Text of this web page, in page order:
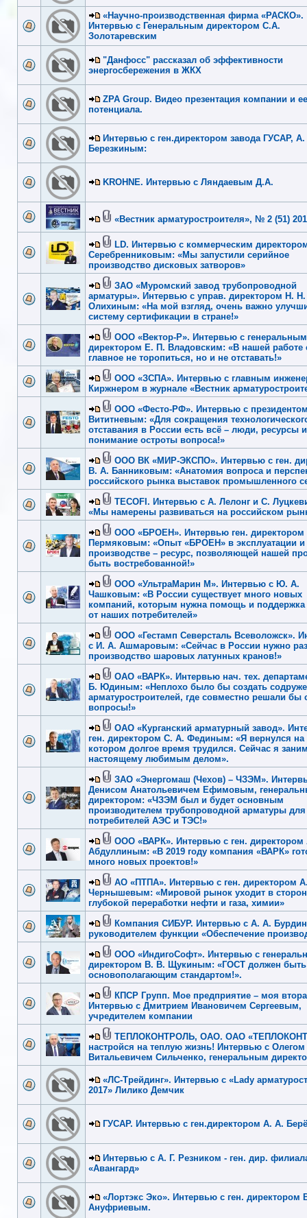
«Научно-производственная фирма «РАСКО».
Интервью с Генеральным директором С.А.
Золотаревским
"Данфосс" рассказал об эффективности
энергосбережения в ЖКХ
ZPA Group. Видео презентация компании и ее
потенциала.
Интервью с ген.директором завода ГУСАР,
Березкиным:
KROHNE. Интервью с Ляндаевым Д.А.
«Вестник арматуростроителя», № 2 (51)
LD. Интервью с коммерческим
Серебренниковым: «Мы запустили серийное
производство дисковых затворов»
ЗАО «Муромский завод трубопроводной
арматуры». Интервью с управ. директором Н. Н.
Олихиным: «На мой взгляд, очень важно
систему сертификации в стране!»
ООО «Вектор-Р». Интервью с генеральным
директором Е. П. Владовским: «В нашей работе
главное не торопиться, но и не отставать!»
ООО «ЗСПА». Интервью с главным
Киржнером в журнале «Вестник
ООО «Фесто-РФ». Интервью с
Вититневым: «Для сокращения
отставания в России есть всё – люди, ресурсы и
понимание остроты вопроса!»
ООО ВК «МИР-ЭКСПО». Интервью с ген.
В. А. Банниковым: «Анатомия вопроса и
российского рынка выставок промышленного
TECOFI. Интервью с А. Лелонг и С.
«Мы намерены развиваться на российском
ООО «БРОЕН». Интервью ген. директором
Пермяковым: «Опыт «БРОЕН» в эксплуатации и
производстве – ресурс, позволяющей нашей
быть востребованной!»
ООО «УльтраМарин М». Интервью с Ю. А.
Чашковым: «В России существует много новых
компаний, которым нужна помощь и
от наших потребителей»
ООО «Гестамп Северсталь Всеволожск».
с И. А. Ашмаровым: «Сейчас в России нужно
производство шаровых латунных кранов!»
ОАО «ВАРК». Интервью нач. тех.
Б. Юдиным: «Неплохо было бы создать
арматуростроителей, где совместно решали бы
вопросы!»
ОАО «Курганский арматурный завод».
ген. директором С. А. Фединым: «Я вернулся на
котором долгое время трудился. Сейчас я
настоящему любимым делом».
ЗАО «Энергомаш (Чехов) – ЧЗЭМ».
Денисом Анатольевичем Ефимовым,
директором: «ЧЗЭМ был и будет основным
производителем трубопроводной арматуры для
потребителей АЭС и ТЭС!»
ООО «ВАРК». Интервью с ген. директором
Абдуллиным: «В 2019 году компания «ВАРК»
много новых проектов!»
АО «ПТПА». Интервью с ген. директором
Чернышевым: «Мировой рынок уходит в
глубокой переработки нефти и газа, химии»
Компания СИБУР. Интервью с А. А.
руководителем функции «Обеспечение
ООО «ИндигоСофт». Интервью с
директором В. В. Щукиным: «ГОСТ должен быть
основополагающим стандартом!».
КПСР Групп. Мое предприятие – моя
Интервью с Дмитрием Ивановичем Сергеевым,
учредителем компании
ТЕПЛОКОНТРОЛЬ, ОАО. ОАО
настройся на теплую жизнь! Интервью с Олегом
Витальевичем Сильченко, генеральным
«ЛС-Трейдинг». Интервью с «Lady
2017» Лилико Демчик
ГУСАР. Интервью с ген.директором А. А.
Интервью с А. Г. Резником - ген. дир.
«Авангард»
«Лортэкс Эко». Интервью с ген. директором
Ануфриевым.